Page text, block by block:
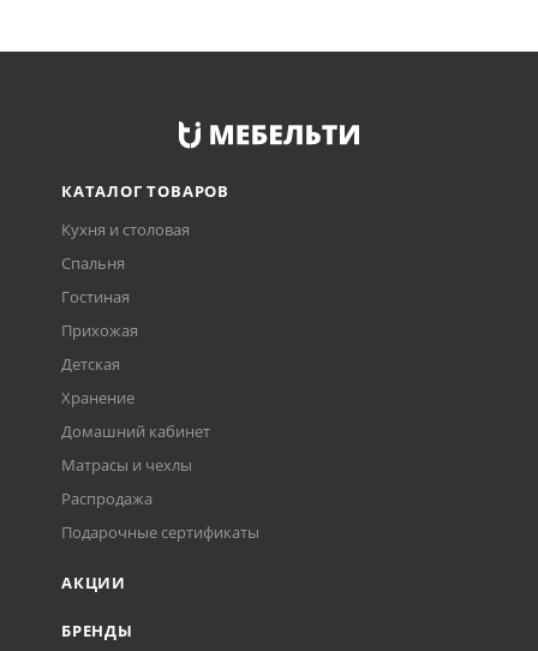
КАТАЛОГ ТОВАРОВ
Кухня и столовая
Спальня
Гостиная
Прихожая
Детская
Хранение
Домашний кабинет
Матрасы и чехлы
Распродажа
Подарочные сертификаты
АКЦИИ
БРЕНДЫ